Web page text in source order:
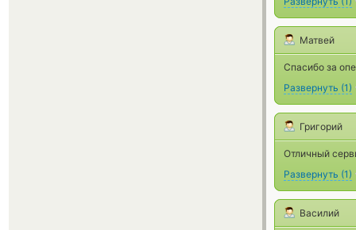
Матвей
Спасибо за
Развернуть (1)
Григорий
Отличный
Развернуть (1)
Василий